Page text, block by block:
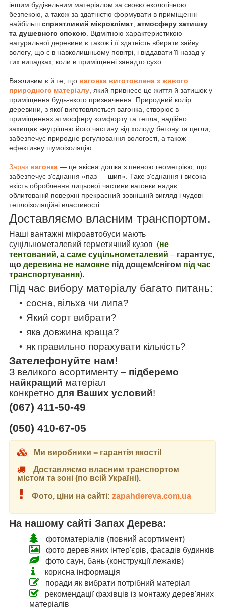
іншим будівельним матеріалом за своєю екологічною
безпекою, а також за здатністю формувати в приміщенні
найбільш сприятливий мікроклімат, атмосферу затишку
та душевного спокою. Відмітною характеристикою
натуральної деревини є також і її здатність вбирати зайву
вологу, що є в навколишньому повітрі, і віддавати її назад у
тих випадках, коли в приміщенні занадто сухо.
Важливим є й те, що вагонка виготовлена з живого
природного матеріалу, який привнесе це життя й затишок у
приміщення будь-якого призначення. Природний колір
деревини, з якої виготовляється вагонка, створює в
приміщеннях атмосферу комфорту та тепла, надійно
захищає внутрішню його частину від холоду бетону та цегли,
забезпечує природне регулювання вологості, а також
ефективну шумоізоляцію.
Зараз вагонка — це якісна дошка з певною геометрією, що
забезпечує з'єднання «паз — шип». Таке з'єднання і висока
якість оброблення лицьової частини вагонки надає
облитованій поверхні прекрасний зовнішній вигляд і чудові
теплоізоляційні властивості.
Доставляємо власним транспортом.
Наші вантажні мікроавтобуси мають
суцільнометалевий герметичний кузов (не
тентований, а саме суцільнометалевий – гарантує,
що деревина не намокне під дощем/снігом під час
транспортування).
Під час вибору матеріалу багато питань:
сосна, вільха чи липа?
Який сорт вибрати?
яка довжина краща?
як правильно порахувати кількість?
Зателефонуйте нам!
З великого асортименту – підберемо
найкращий матеріал
конкретно для Ваших условий!
(067) 411-50-49
(050) 410-67-05
Ми виробники = гарантія якості!
Доставляємо власним транспортом
містом та зоні (по всій Україні).
Фото, ціни на сайті: zapahdereva.com.ua
На нашому сайті Запах Дерева:
фотоматеріалів (повний асортимент)
фото дерев'яних інтер'єрів, фасадів будинків
фото саун, бань (конструкції лежаків)
корисна інформація
поради як вибрати потрібний матеріал
рекомендації фахівців із монтажу дерев'яних
матеріалів